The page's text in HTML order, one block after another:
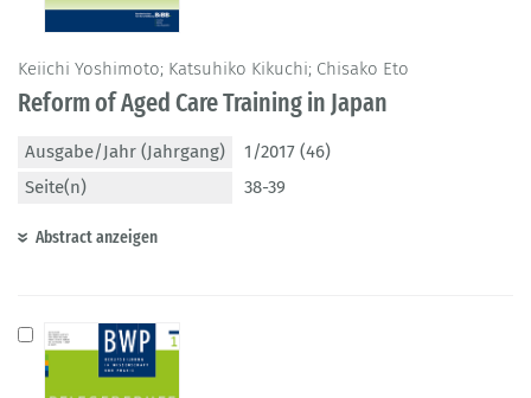
Keiichi Yoshimoto; Katsuhiko Kikuchi; Chisako Eto
Reform of Aged Care Training in Japan
Ausgabe/Jahr (Jahrgang)
1/2017 (46)
Seite(n)
38-39
Abstract anzeigen